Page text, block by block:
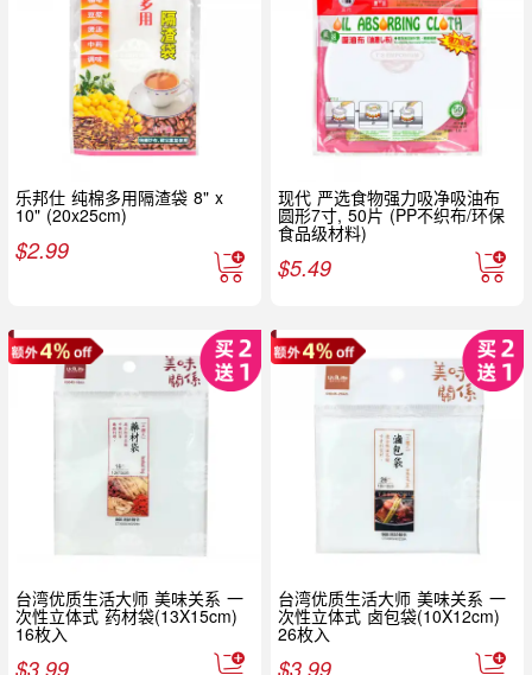
乐邦仕 纯棉多用隔渣袋 8" x
10" (20x25cm)
$2.99
现代 严选食物强力吸净吸油布
圆形7寸, 50片 (PP不织布/环保
食品级材料)
$5.49
台湾优质生活大师 美味关系 一
次性立体式 药材袋(13X15cm)
16枚入
$3.99
台湾优质生活大师 美味关系 一
次性立体式 卤包袋(10X12cm)
26枚入
$3.99